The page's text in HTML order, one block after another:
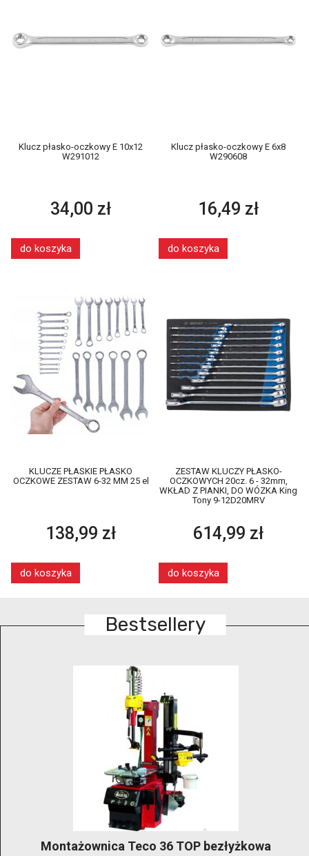
Klucz płasko-oczkowy E 10x12
W291012
34,00 zł
do koszyka
Klucz płasko-oczkowy E 6x8
W290608
16,49 zł
do koszyka
KLUCZE PŁASKIE PŁASKO
OCZKOWE ZESTAW 6-32 MM 25 el
138,99 zł
do koszyka
ZESTAW KLUCZY PŁASKO-
OCZKOWYCH 20cz. 6 - 32mm,
WKŁAD Z PIANKI, DO WÓZKA King
Tony 9-12D20MRV
614,99 zł
do koszyka
Bestsellery
GRUBBER KónigStiger –bezłyżkowa